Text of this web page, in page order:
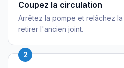
Coupez la circulation
Arrêtez la pompe et relâchez
retirer l'ancien joint.
2